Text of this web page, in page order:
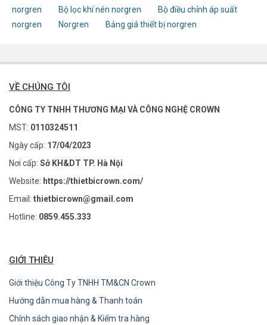
norgren
Bộ lọc khí nén norgren
Bộ điều chỉnh áp suất
norgren
Norgren Bảng giá thiết bị norgren
VỀ CHÚNG TÔI
CÔNG TY TNHH THƯƠNG MẠI VÀ CÔNG NGHỆ CROWN
MST: 0110324511
Ngày cấp: 17/04/2023
Nơi cấp: Sở KH&DT TP. Hà Nội
Website: https://thietbicrown.com/
Email: thietbicrown@gmail.com
Hotline: 0859.455.333
GIỚI THIỆU
Giới thiệu Công Ty TNHH TM&CN Crown
Hướng dẫn mua hàng & Thanh toán
Chính sách giao nhận & Kiểm tra hàng